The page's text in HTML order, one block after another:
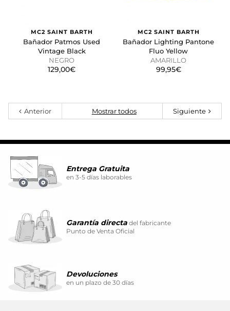
MC2 SAINT BARTH
Bañador Patmos Used
Vintage Black
NEGRO
129,00€
MC2 SAINT BARTH
Bañador Lighting Pantone
Fluo Yellow
AMARILLO
99,95€
Mostrar todos
Anterior Siguiente
Entrega Gratuita
en 3-5 días laborables
Garantía directa del fabricante
Punto de Venta Oficial
Devoluciones
en un plazo de 30 días